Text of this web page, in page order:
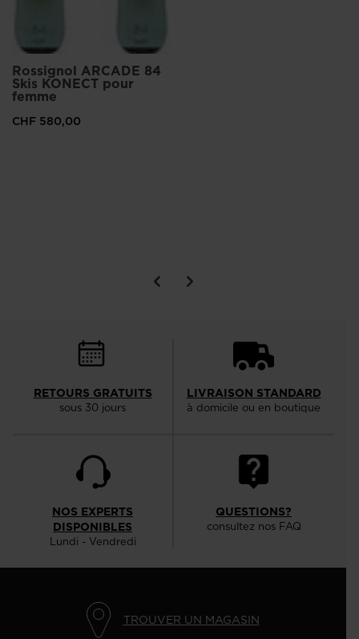
Rossignol ARCADE 84
Skis KONECT pour
femme
CHF 580,00
RETOURS GRATUITS
sous 30 jours
LIVRAISON STANDARD
à domicile ou en boutique
NOS EXPERTS
DISPONIBLES
Lundi - Vendredi
QUESTIONS?
consultez nos FAQ
TROUVER UN MAGASIN